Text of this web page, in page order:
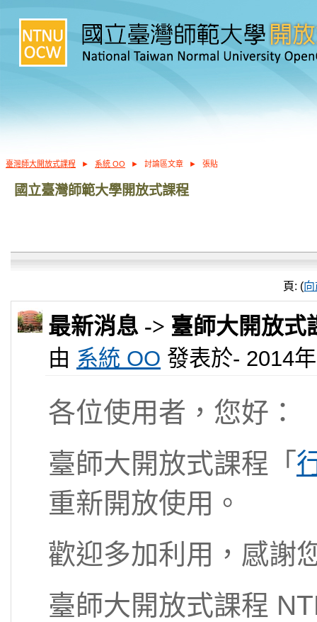
臺灣師大開放式課程 ► 系統 OO ► 討論區文章 ► 張貼
國立臺灣師範大學開放式課程
頁: (
最新消息 -> 臺師大開放
由 系統 OO 發表於- 2014
各位使用者，您好：
臺師大開放式課程「
重新開放使用。
歡迎多加利用，感謝
臺師大開放式課程